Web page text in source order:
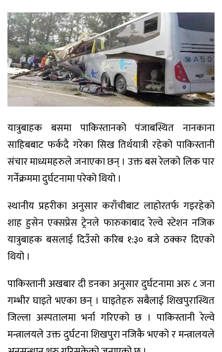
यात्रुबाहक बसमा पाकिस्तानको पंजाबस्थित नानकाना
साहिबबाट फर्कदै गरेका सिख तिर्थयात्री रहेको पाकिस्तानी
संचार माध्यमहरुले जनाएका छन् । उक्त बस रेलको लिक पार
गर्नेक्रममा दुर्घटनामा परेको थियो ।
स्थानीय प्रहरीका अनुसार कराँचीबाट लाहोरतर्फ गइरहेको
शाह हुसेन एक्सप्रेस ट्रेनले फारुकाबाद रेल्वे स्टेशन नजिक
यात्रुबाहक बसलाई दिउँसो करिब १:३० बजे ठक्कर दिएको
थियो ।
पाकिस्तानी अखबार दी डनका अनुसार दुर्घटनामा अरु ८ जना
गम्भीर घाइते भएका छन् । घाइतेहरु सबैलाई शिखपुरास्थित
जिल्ला अस्पतालमा भर्ना गरिएको छ । पाकिस्तानी रेल्वे
मन्त्रालयले उक्त दुर्घटना शिखपुरा नजिकै भएको र मन्त्रालयले